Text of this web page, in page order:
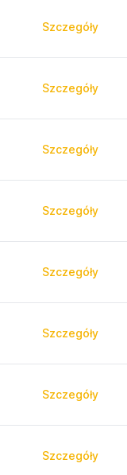
Szczegóły
Szczegóły
Szczegóły
Szczegóły
Szczegóły
Szczegóły
Szczegóły
Szczegóły